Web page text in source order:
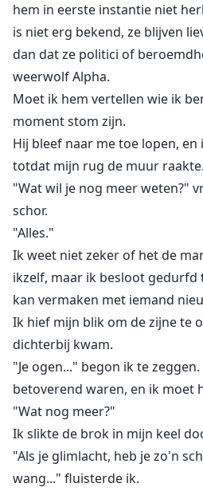
hem in eerste instantie niet
is niet erg bekend, ze blijven
dan dat ze politici of
weerwolf Alpha.
Moet ik hem vertellen wie ik
moment stom zijn.
Hij bleef naar me toe lopen,
totdat mijn rug de muur raakte.
"Wat wil je nog meer weten?"
schor.
"Alles."
Ik weet niet zeker of het de
ikzelf, maar ik besloot gedurfd
kan vermaken met iemand
Ik hief mijn blik om de zijne te
dichterbij kwam.
"Je ogen..." begon ik te
betoverend waren, en ik moet
"Wat nog meer?"
Ik slikte de brok in mijn keel
"Als je glimlacht, heb je zo'n
wang..." fluisterde ik.